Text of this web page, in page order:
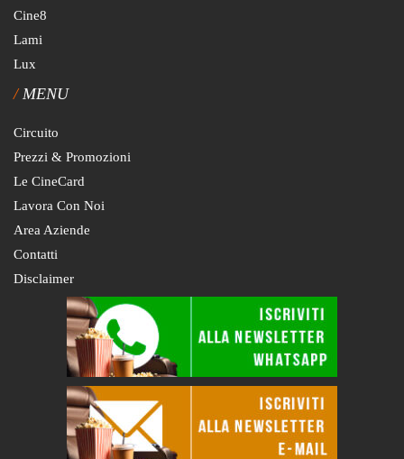
Cine8
Lami
Lux
MENU
Circuito
Prezzi & Promozioni
Le CineCard
Lavora Con Noi
Area Aziende
Contatti
Disclaimer